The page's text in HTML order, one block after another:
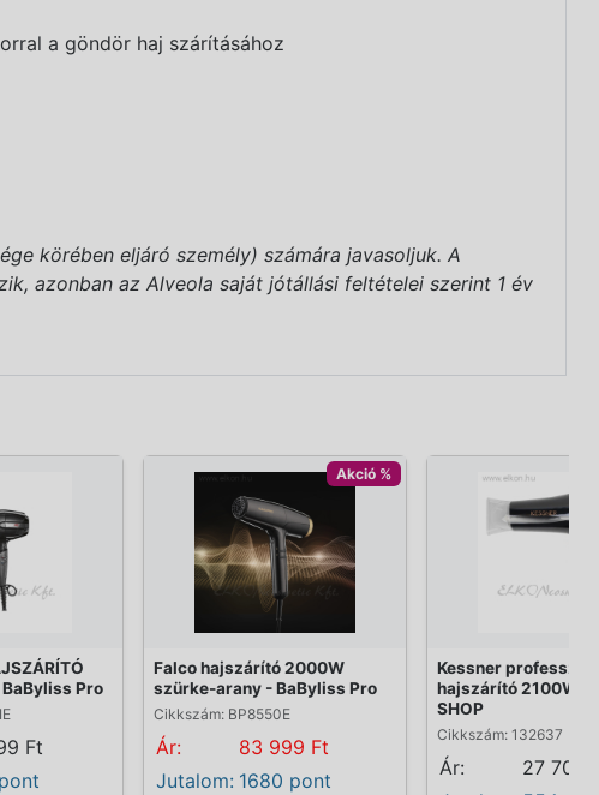
a göndör haj szárításához
körében eljáró személy) számára javasoljuk. A
azonban az Alveola saját jótállási feltételei szerint 1 év
Pro
Ft
Akció %
Falco hajszárító 2000W
szürke-arany - BaByliss Pro
Cikkszám: BP8550E
Ár:
83 999 Ft
Jutalom: 1680 pont
Kessner
hajszárító 2100W
SHOP
Cikkszám: 132637
Ár:
27 700